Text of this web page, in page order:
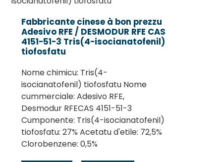
Fabbricante cinese à bon prezzu
Adesivo RFE / DESMODUR RFE CAS
4151-51-3 Tris(4-isocianatofenil)
tiofosfatu
Nome chimicu: Tris(4-
isocianatofenil) tiofosfatu Nome
cummerciale: Adesivo RFE,
Desmodur RFECAS 4151-51-3
Cumponente: Tris(4-isocianatofenil)
tiofosfatu: 27% Acetatu d'etile: 72,5%
Clorobenzene: 0,5%